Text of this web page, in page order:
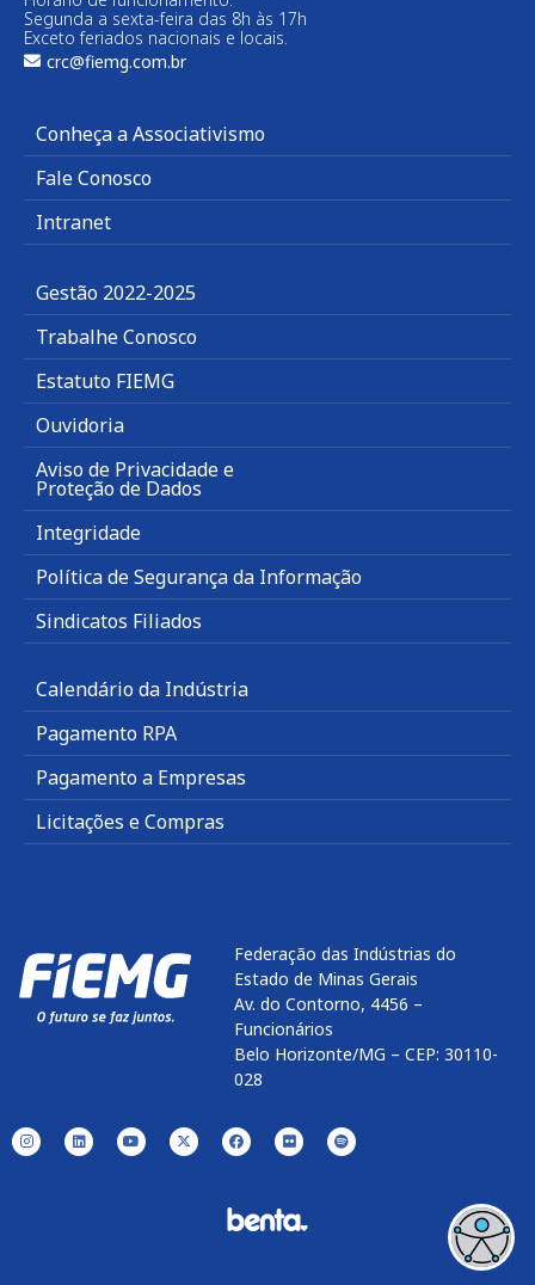
Segunda a sexta-feira das 8h às 17h
Exceto feriados nacionais e locais.
crc@fiemg.com.br
Conheça a Associativismo
Fale Conosco
Intranet
Gestão 2022-2025
Trabalhe Conosco
Estatuto FIEMG
Ouvidoria
Aviso de Privacidade e
Proteção de Dados
Integridade
Política de Segurança da Informação
Sindicatos Filiados
Calendário da Indústria
Pagamento RPA
Pagamento a Empresas
Licitações e Compras
Federação das Indústrias do
Estado de Minas Gerais
Av. do Contorno, 4456 –
Funcionários
Belo Horizonte/MG – CEP: 30110-
028